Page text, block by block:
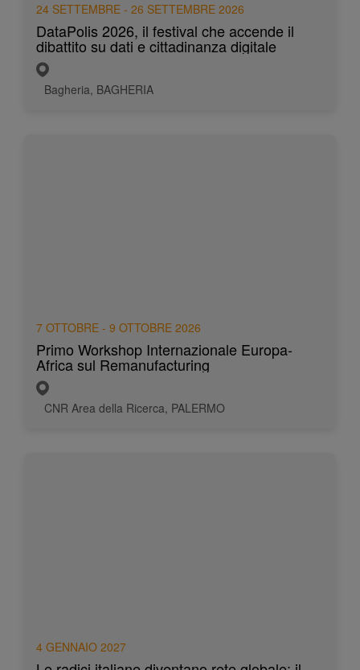
24 SETTEMBRE - 26 SETTEMBRE 2026
DataPolis 2026, il festival che accende il
dibattito su dati e cittadinanza digitale
Bagheria, BAGHERIA
7 OTTOBRE - 9 OTTOBRE 2026
Primo Workshop Internazionale Europa-
Africa sul Remanufacturing
CNR Area della Ricerca, PALERMO
4 GENNAIO 2027